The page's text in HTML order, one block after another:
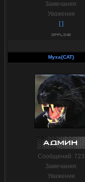
Замечания:
Уважение
[ ]
Myxa{CAT}
Сообщений: 723
Замечания:
Уважение